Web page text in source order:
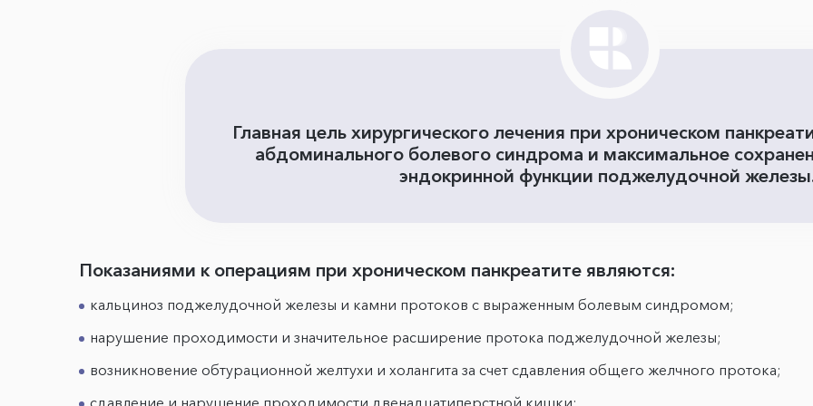
Главная цель хирургического лечения при хроническом
абдоминального болевого синдрома и максимальное
эндокринной функции поджелудочной
Показаниями к операциям при хроническом панкреатите являются:
кальциноз поджелудочной железы и камни протоков с выраженным болевым синдромом;
нарушение проходимости и значительное расширение протока поджелудочной железы;
возникновение обтурационной желтухи и холангита за счет сдавления общего желчного протока;
сдавление и нарушение проходимости двенадцатиперстной кишки;